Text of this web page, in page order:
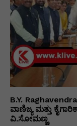
B.Y.
ವಾಣಿಜ್ಯ ಮತ್ತು
ವಿ‌.ಸೋಮಣ್ಣ